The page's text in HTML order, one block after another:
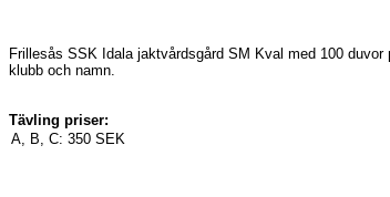
Frillesås SSK Idala jaktvårdsgård SM Kval med 100
klubb och namn.
Tävling priser:
A, B, C: 350 SEK